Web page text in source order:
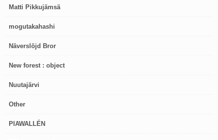
Matti Pikkujämsä
mogutakahashi
Näverslöjd Bror
New forest : object
Nuutajärvi
Other
PIAWALLÉN